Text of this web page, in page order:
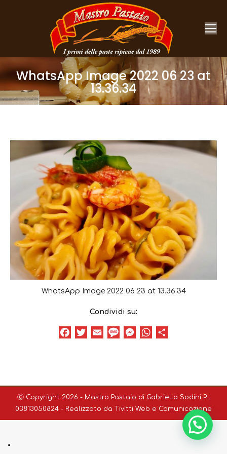
WhatsApp Image 2022 06 23 at
13.36.34
You are here:
WhatsApp Image 2022 06 23 at 13.36.34
Condividi su:
Facebook
TwitterEmailMessageMessenger
WhatsApp
Ⓒ Copyright 2026 - Mastro Pastaio di Gabriella Sodini P.I.
03813050824 - Realizzato da Tivitti Web e Comunicazione